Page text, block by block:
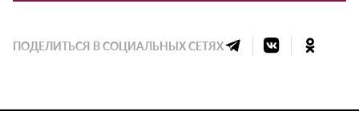
ПОДЕЛИТЬСЯ В СОЦИАЛЬНЫХ СЕТЯХ